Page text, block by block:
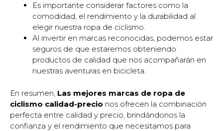
Es importante considerar factores como la
comodidad, el rendimiento y la durabilidad al
elegir nuestra ropa de ciclismo.
Al invertir en marcas reconocidas, podemos estar
seguros de que estaremos obteniendo
productos de calidad que nos acompañarán en
nuestras aventuras en bicicleta.
En resumen, Las mejores marcas de ropa de
ciclismo calidad-precio nos ofrecen la combinación
perfecta entre calidad y precio, brindándonos la
confianza y el rendimiento que necesitamos para